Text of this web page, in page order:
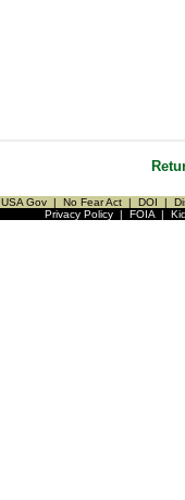
USA Gov | No Fear Act | DOI |
Privacy Policy| FOIA|